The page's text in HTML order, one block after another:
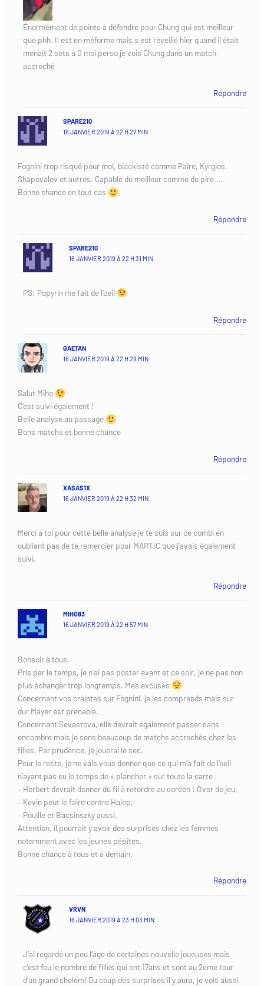
Énormément de points à défendre pour Chung qui est meilleur
que phh. Il est en méforme mais s est réveillé hier quand il était
menait 2 sets à 0 moi perso je vois Chung dans un match
accroché
Répondre
SPARE210
16 JANVIER 2019 À 22 H 27 MIN
Fognini trop risqué pour moi, blackisté comme Paire, Kyrgios,
Shapovalov et autres. Capable du meilleur comme du pire….
Bonne chance en tout cas
Répondre
SPARE210
16 JANVIER 2019 À 22 H 31 MIN
PS: Popyrin me fait de l’oeil
Répondre
GAETAN
16 JANVIER 2019 À 22 H 29 MIN
Salut Miho
C’est suivi également !
Belle analyse au passage
Bons matchs et bonne chance
Répondre
XASAS1X
16 JANVIER 2019 À 22 H 32 MIN
Merci à toi pour cette belle analyse je te suis sur ce combi en
oubliant pas de te remercier pour MARTIC que j’avais également
suivi.
Répondre
MIHO83
16 JANVIER 2019 À 22 H 57 MIN
Bonsoir à tous,
Pris par le temps, je n’ai pas poster avant et ce soir, je ne pas non
plus échanger trop longtemps. Mes excuses
Concernant vos craintes sur Fognini, je les comprends mais sur
dur Mayer est prenable.
Concernant Sevastova, elle devrait également passer sans
encombre mais je sens beaucoup de matchs accrochés chez les
filles. Par prudence, je jouerai le sec.
Pour le reste, je ne vais vous donner que ce qui m’à fait de l’oeil
n’ayant pas eu le temps de « plancher » sur toute la carte :
– Herbert devrait donner du fil à retordre au coréen : Over de jeu,
– Kevin peut le faire contre Halep,
– Pouille et Bacsinszky aussi.
Attention, il pourrait y avoir des surprises chez les femmes
notamment avec les jeunes pépites.
Bonne chance à tous et à demain.
Répondre
VRVN
16 JANVIER 2019 À 23 H 03 MIN
J’ai regardé un peu l’âge de certaines nouvelle joueuses mais
c’est fou le nombre de filles qui ont 17ans et sont au 2eme tour
d’un grand chelem! Du coup des surprises il y aura, je vois aussi